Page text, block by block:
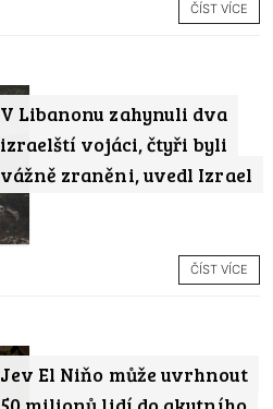
ČÍST VÍCE
V Libanonu zahynuli dva
izraelští vojáci, čtyři byli
vážně zraněni, uvedl Izrael
ČÍST VÍCE
Jev El Niňo může uvrhnout